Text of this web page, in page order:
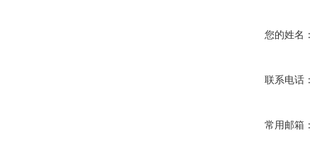
您的姓名：
联系电话：
常用邮箱：